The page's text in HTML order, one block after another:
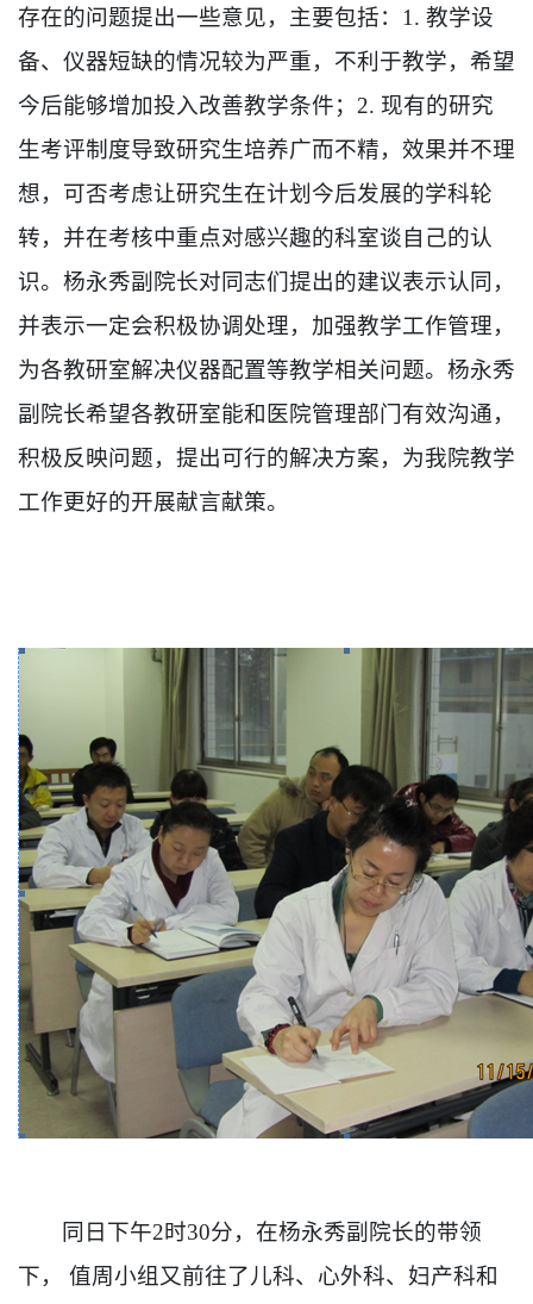
存在的问题提出一些意见，主要包括： 1. 教学设
备、仪器短缺的情况较为严重，不利于教学，希望
今后能够增加投入改善教学条件； 2. 现有的研究
生考评制度导致研究生培养广而不精，效果并不理
想，可否考虑让研究生在计划今后发展的学科轮
转，并在考核中重点对感兴趣的科室谈自己的认
识。杨永秀副院长对同志们提出的建议表示认同，
并表示一定会积极协调处理，加强教学工作管理，
为各教研室解决仪器配置等教学相关问题。杨永秀
副院长希望各教研室能和医院管理部门有效沟通，
积极反映问题，提出可行的解决方案，为我院教学
工作更好的开展献言献策。
同日下午2时30分，在杨永秀副院长的带领
下， 值周小组又前往了儿科、心外科、妇产科和